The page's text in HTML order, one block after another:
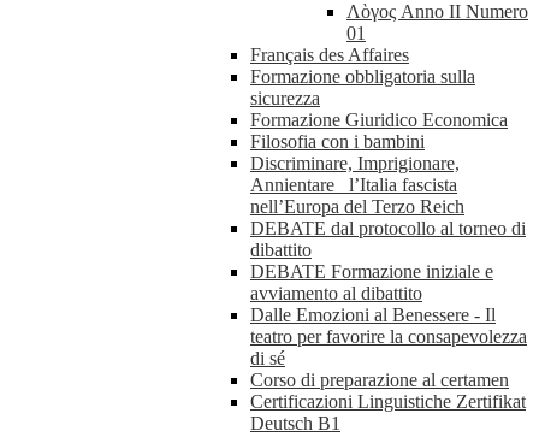
Λὸγος Anno II Numero
01
Français des Affaires
Formazione obbligatoria sulla
sicurezza
Formazione Giuridico Economica
Filosofia con i bambini
Discriminare, Imprigionare,
Annientare_ l’Italia fascista
nell’Europa del Terzo Reich
DEBATE dal protocollo al torneo di
dibattito
DEBATE Formazione iniziale e
avviamento al dibattito
Dalle Emozioni al Benessere - Il
teatro per favorire la consapevolezza
di sé
Corso di preparazione al certamen
Certificazioni Linguistiche Zertifikat
Deutsch B1